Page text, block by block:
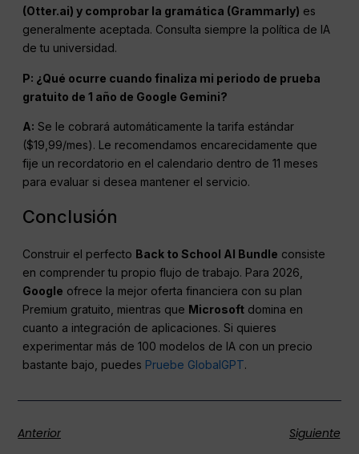
(Otter.ai) y comprobar la gramática (Grammarly) es
generalmente aceptada. Consulta siempre la política de IA
de tu universidad.
P: ¿Qué ocurre cuando finaliza mi periodo de prueba
gratuito de 1 año de Google Gemini?
A: Se le cobrará automáticamente la tarifa estándar
($19,99/mes). Le recomendamos encarecidamente que
fije un recordatorio en el calendario dentro de 11 meses
para evaluar si desea mantener el servicio.
Conclusión
Construir el perfecto Back to School AI Bundle consiste
en comprender tu propio flujo de trabajo. Para 2026,
Google ofrece la mejor oferta financiera con su plan
Premium gratuito, mientras que Microsoft domina en
cuanto a integración de aplicaciones. Si quieres
experimentar más de 100 modelos de IA con un precio
bastante bajo, puedes Pruebe GlobalGPT.
Anterior Siguiente